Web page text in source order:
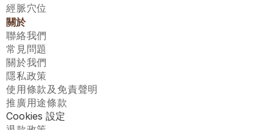
經脈穴位
關於
聯絡我們
常見問題
關於我們
隱私政策
使用條款及免責聲明
推廣用途條款
Cookies 設定